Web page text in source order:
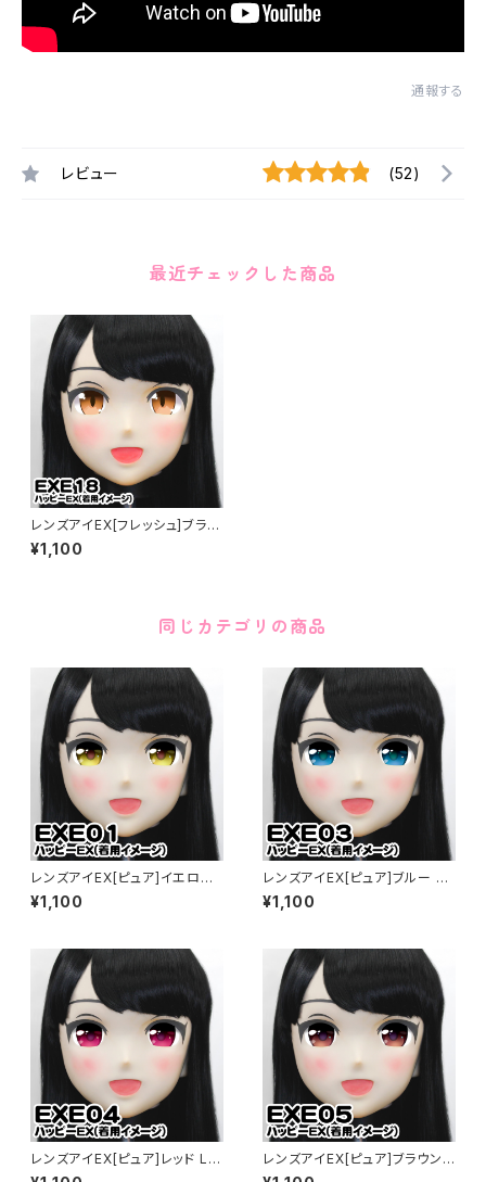
通報する
レビュー (52)
最近チェックした商品
レンズアイEX[フレッシュ]ブラウ
ン Lens Eye EX[Fresh]Brow
n
¥1,100
同じカテゴリの商品
レンズアイEX[ピュア]イエロー
Lens Eye EX[PURE]yellow
¥1,100
レンズアイEX[ピュア]ブルー Le
ns Eye EX[PURE]blue
¥1,100
レンズアイEX[ピュア]レッド Le
ns Eye EX[PURE]red
レンズアイEX[ピュア]ブラウン L
ens Eye EX[PUR] brown